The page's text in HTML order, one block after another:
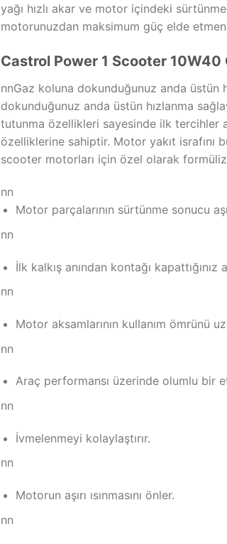
yağı hızlı akar ve motor içindeki
motorunuzdan maksimum güç elde
Castrol Power 1 Scooter 10W40
nnGaz koluna dokunduğunuz anda üstün
dokunduğunuz anda üstün hızlanma
tutunma özellikleri sayesinde ilk tercihler
özelliklerine sahiptir. Motor yakıt israfını
scooter motorları için özel olarak
nn
Motor parçalarının sürtünme sonucu
nn
İlk kalkış anından kontağı
nn
Motor aksamlarının kullanım ömrünü
nn
Araç performansı üzerinde olumlu bir
nn
İvmelenmeyi kolaylaştırır.
nn
Motorun aşırı ısınmasını önler.
nn